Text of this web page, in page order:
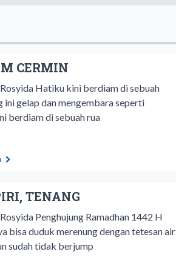
CERMIN
Hatiku kini berdiam di sebuah
ini gelap dan mengembara seperti
berdiam di sebuah rua
TENANG
Penghujung Ramadhan 1442 H
bisa duduk merenung dengan tetesan air
sudah tidak berjump